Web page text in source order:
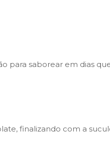
para saborear em dias
finalizando com a